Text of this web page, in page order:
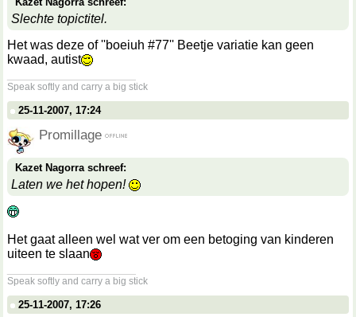
Slechte topictitel.
Het was deze of ''boeiuh #77'' Beetje variatie kan geen
kwaad, autist
Speak softly and carry a big stick
25-11-2007, 17:24
Promillage
Kazet Nagorra schreef:
Laten we het hopen!
Het gaat alleen wel watver om een betoging van kinderen
uiteen te slaan
Speak softly and carry a big stick
25-11-2007, 17:26